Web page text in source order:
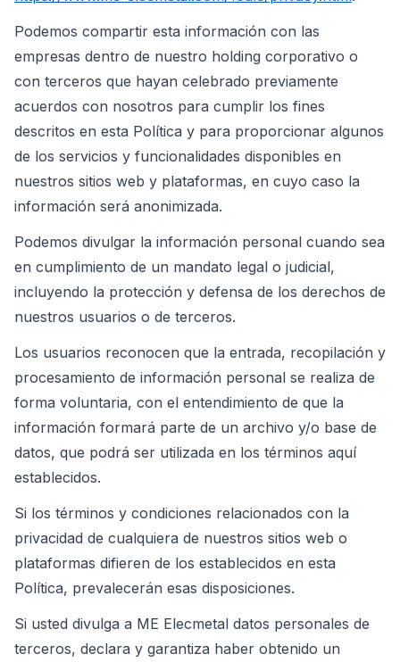
Podemos compartir esta información con las
empresas dentro de nuestro holding corporativo o
con terceros que hayan celebrado previamente
acuerdos con nosotros para cumplir los fines
descritos en esta Política y para proporcionar algunos
de los servicios y funcionalidades disponibles en
nuestros sitios web y plataformas, en cuyo caso la
información será anonimizada.
Podemos divulgar la información personal cuando sea
en cumplimiento de un mandato legal o judicial,
incluyendo la protección y defensa de los derechos de
nuestros usuarios o de terceros.
Los usuarios reconocen que la entrada, recopilación y
procesamiento de información personal se realiza de
forma voluntaria, con el entendimiento de que la
información formará parte de un archivo y/o base de
datos, que podrá ser utilizada en los términos aquí
establecidos.
Si los términos y condiciones relacionados con la
privacidad de cualquiera de nuestros sitios web o
plataformas difieren de los establecidos en esta
Política, prevalecerán esas disposiciones.
Si usted divulga a ME Elecmetal datos personales de
terceros, declara y garantiza haber obtenido un